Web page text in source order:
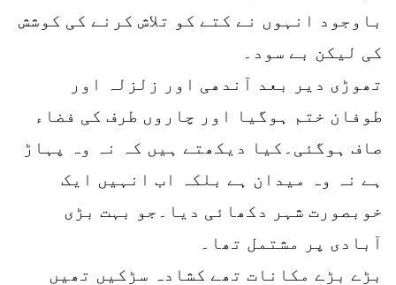
باوجود انہوں نے کتے کو تلاش کرنے کی کوشش
کی لیکن بے سود۔
تھوڑی دیر بعد آندھی اور زلزلہ اور
طوفان ختم ہوگیا اور چاروں طرف کی فضاء
صاف ہوگئی۔کیا دیکھتے ہیں کہ نہ وہ پہاڑ
ہے نہ وہ میدان ہے بلکہ اب انہیں ایک
خوبصورت شہر دکھائی دیا۔جو بہت بڑی
آبادی پر مشتمل تھا۔
بڑے بڑے مکانات تھے کشادہ سڑکیں تھیں